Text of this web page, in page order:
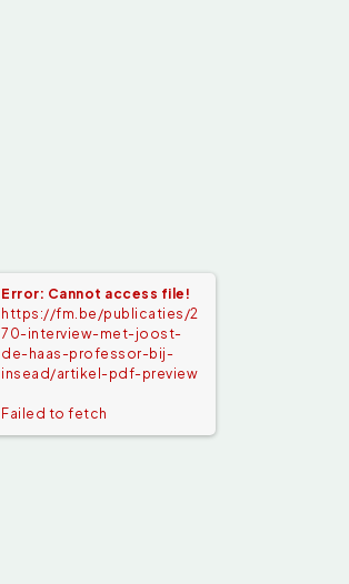
Error: Cannot access file!
https://fm.be/publicaties/2
70-interview-met-joost-
de-haas-professor-bij-
insead/artikel-pdf-preview
Failed to fetch